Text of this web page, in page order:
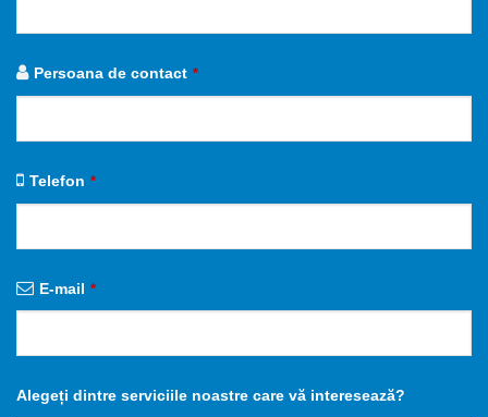
Persoana de contact *
Telefon *
E-mail *
Alegeți dintre serviciile noastre care vă interesează?